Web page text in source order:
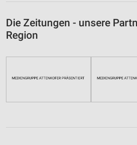
Die Zeitungen - unsere
Region